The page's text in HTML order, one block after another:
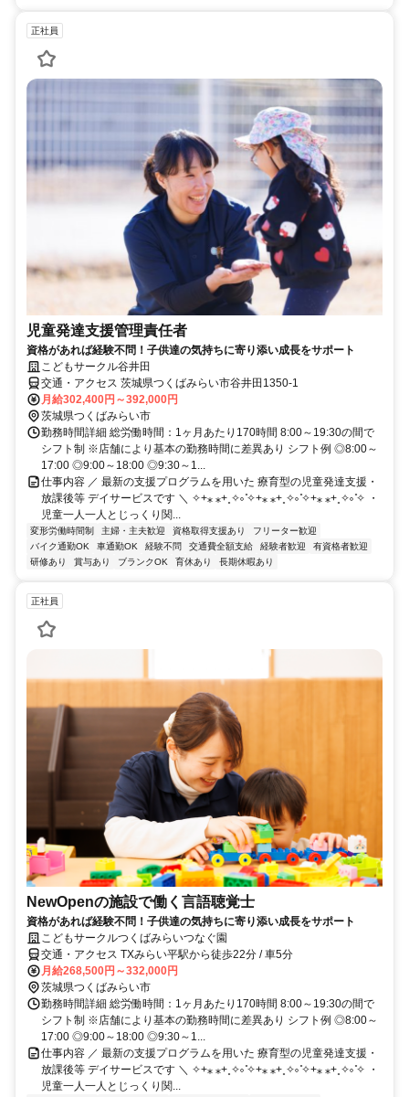
正社員
児童発達支援管理責任者
資格があれば経験不問！子供達の気持ちに寄り添い成長をサポート
こどもサークル谷井田
交通・アクセス 茨城県つくばみらい市谷井田1350-1
月給302,400円～392,000円
茨城県つくばみらい市
勤務時間詳細 総労働時間：1ヶ月あたり170時間 8:00～19:30の間で
シフト制 ※店舗により基本の勤務時間に差異あり シフト例 ◎8:00～
17:00 ◎9:00～18:00 ◎9:30～1...
仕事内容 ／ 最新の支援プログラムを用いた 療育型の児童発達支援・
放課後等 デイサービスです ＼ ✧+⁎ ⁎+˳✧༚ ̊✧+⁎ ⁎+˳✧༚ ̊✧+⁎ ⁎+˳✧༚ ̊✧ ・
児童一人一人とじっくり関...
変形労働時間制 主婦・主夫歓迎 資格取得支援あり
フリーター歓迎
バイク通勤OK
車通勤OK 経験不問 交通費全額支給 経験者歓迎
有資格者歓迎
研修あり
賞与あり ブランクOK 育休あり 長期休暇あり
正社員
NewOpenの施設で働く言語聴覚士
資格があれば経験不問！子供達の気持ちに寄り添い成長をサポート
こどもサークルつくばみらいつなぐ園
交通・アクセス TXみらい平駅から徒歩22分 / 車5分
月給268,500円～332,000円
茨城県つくばみらい市
勤務時間詳細 総労働時間：1ヶ月あたり170時間 8:00～19:30の間で
シフト制 ※店舗により基本の勤務時間に差異あり シフト例 ◎8:00～
17:00 ◎9:00～18:00 ◎9:30～1...
仕事内容 ／ 最新の支援プログラムを用いた 療育型の児童発達支援・
放課後等 デイサービスです ＼ ✧+⁎ ⁎+˳✧༚ ̊✧+⁎ ⁎+˳✧༚ ̊✧+⁎ ⁎+˳✧༚ ̊✧ ・
児童一人一人とじっくり関...